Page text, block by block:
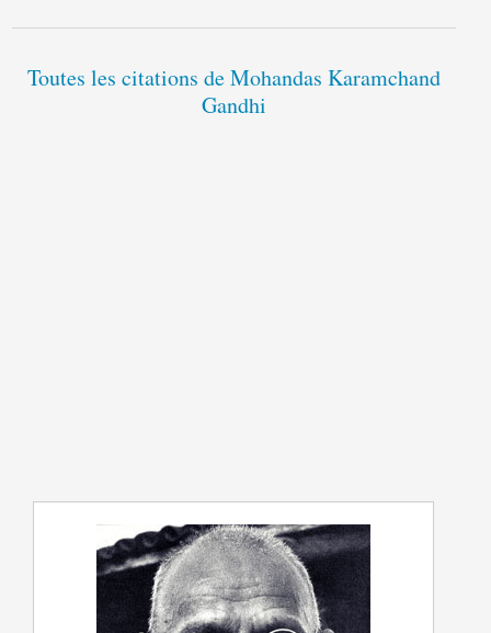
Toutes les citations de Mohandas Karamchand
Gandhi